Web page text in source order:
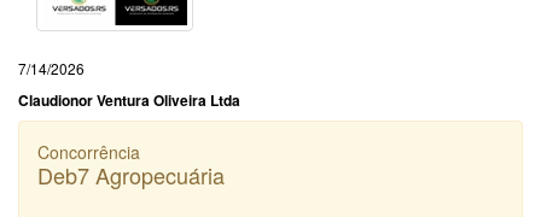
7/14/2026
Claudionor Ventura Oliveira Ltda
Concorrência
Deb7 Agropecuária